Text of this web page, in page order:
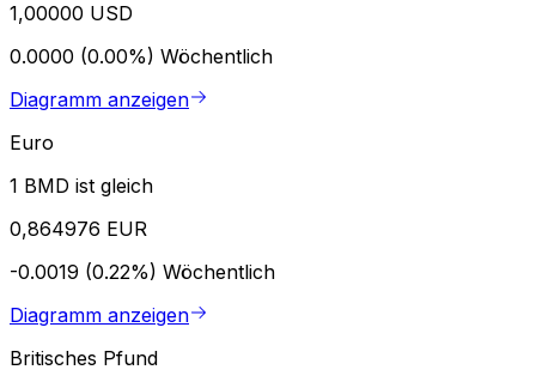
1,00000 USD
0.0000 (0.00%) Wöchentlich
Diagramm anzeigen
Euro
1 BMD ist gleich
0,864976 EUR
-0.0019 (0.22%) Wöchentlich
Diagramm anzeigen
Britisches Pfund